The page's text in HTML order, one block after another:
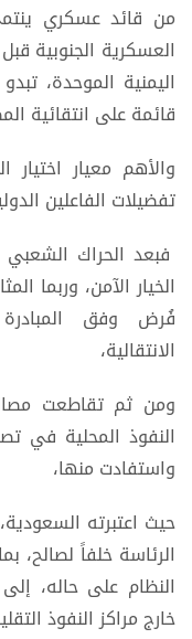
من قائد عسكري
العسكرية الجنوبية
اليمنية الموحدة،
قائمة على انتقائية
والأهم معيار
تفضيلات الفاعلين
فبعد الحراك
الخيار الآمن، وربما
فُرض وفق المبادرة
الانتقالية،
ومن ثم تقاطعت
النفوذ المحلية في
واستفادت منها،
حيث اعتبرته
الرئاسة خلفاً لصالح،
النظام على حاله،
خارج مراكز النفوذ